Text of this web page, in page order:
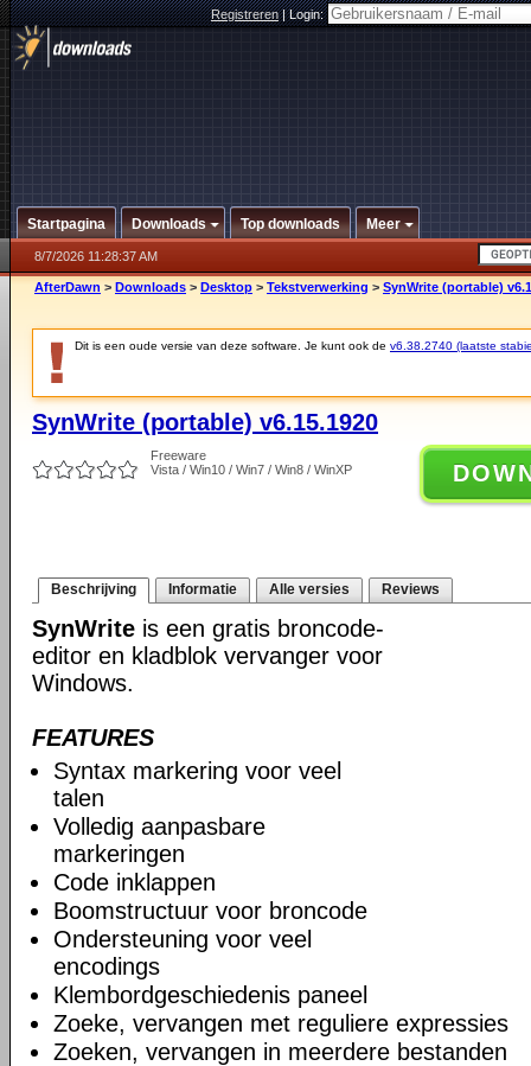
Registreren|Login:
Startpagina Downloads Top downloads Meer
8/7/2026 11:28:37 AM
AfterDawn > Downloads > Desktop > Tekstverwerking > SynWrite (portable)
Dit is een oude versie van deze software. Je kunt ook de v6.38.2740 (laatste
SynWrite (portable) v6.15.1920
Freeware
Vista / Win10 / Win7 / Win8 / WinXP
Beschrijving Informatie Alle versies Reviews
SynWrite is een gratis broncode-
editor en kladblok vervanger voor
Windows.
FEATURES
Syntax markering voor veel
talen
Volledig aanpasbare
markeringen
Code inklappen
Boomstructuur voor broncode
Ondersteuning voor veel
encodings
Klembordgeschiedenis paneel
Zoeke, vervangen met reguliere expressies
Zoeken, vervangen in meerdere bestanden